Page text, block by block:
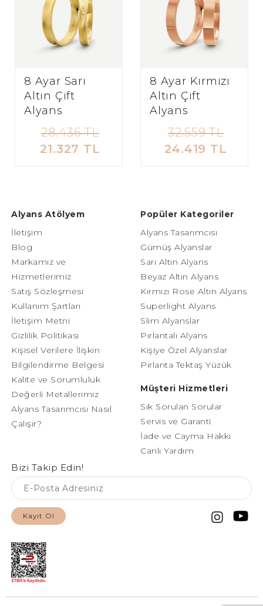
8 Ayar Sarı
Altın Çift
Alyans
28.436 TL
21.327 TL
8 Ayar Kırmızı
Altın Çift
Alyans
32.559 TL
24.419 TL
Alyans Atölyem
İletişim
Blog
Markamız ve
Hizmetlerimiz
Satış Sözleşmesi
Kullanım Şartları
İletişim Metni
Gizlilik Politikası
Kişisel Verilere İlişkin
Bilgilendirme Belgesi
Kalite ve Sorumluluk
Değerli Metallerimiz
Alyans Tasarımcısı Nasıl
Çalışır?
Popüler Kategoriler
Alyans Tasarımcısı
Gümüş Alyanslar
Sarı Altın Alyans
Beyaz Altın Alyans
Kırmızı Rose Altın Alyans
Superlight Alyans
Slim Alyanslar
Pırlantalı Alyans
Kişiye Özel Alyanslar
Pırlanta Tektaş Yüzük
Müşteri Hizmetleri
Sık Sorulan Sorular
Servis ve Garanti
İade ve Cayma Hakkı
Canlı Yardım
Bizi Takip Edin!
Kayıt Ol